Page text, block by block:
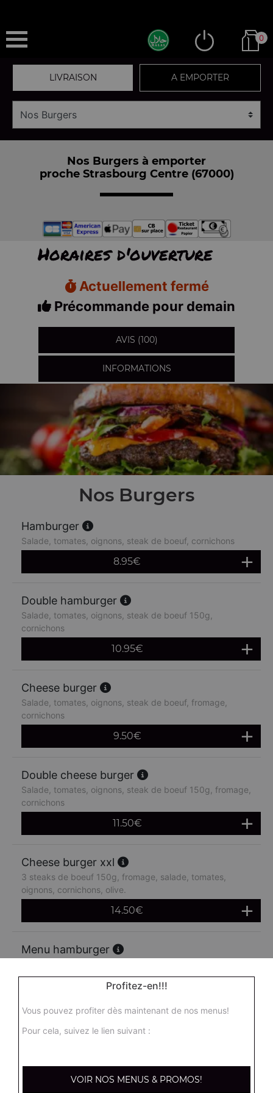
0
LIVRAISON A EMPORTER
Nos Burgers à emporter
proche Strasbourg Centre (67000)
Horaires d'ouverture
Actuellement fermé
Précommande pour demain
AVIS (100)
INFORMATIONS
Nos Burgers
Hamburger
Salade, tomates, oignons, steak de boeuf, cornichons
8.95€
Double hamburger
Salade, tomates, oignons, steak de boeuf 150g,
cornichons
10.95€
Cheese burger
Salade, tomates, oignons, steak de boeuf, fromage,
cornichons
9.50€
Double cheese burger
Salade, tomates, oignons, steak de boeuf 150g, fromage,
cornichons
11.50€
Cheese burger xxl
3 steaks de boeuf 150g, fromage, salade, tomates,
oignons, cornichons, olive.
14.50€
Menu hamburger
frites + 1 boisson 33 cl
Menu double hamburger
cornichons + frites + 1 boisson 33 cl
16.90€
Profitez-en!!!
Vous pouvez profiter dès maintenant de nos menus!
Pour cela, suivez le lien suivant :
VOIR NOS MENUS & PROMOS!